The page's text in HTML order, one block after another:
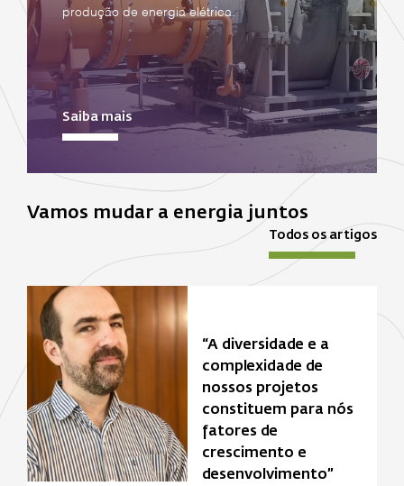
produção de energia elétrica.
Saiba mais
Vamos mudar a energia juntos
Todos os artigos
“A diversidade e a
complexidade de
nossos projetos
constituem para nós
fatores de
crescimento e
desenvolvimento”